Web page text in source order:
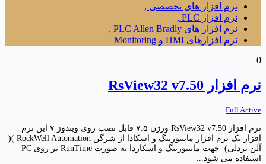
نرم افزار های تخصصی ,
نرم افزار PLC ,
نرم افزار های PLC Allen Bradly ,
نرم افزارهای HMI و Monitoring
0
نرم افزار RsView32 v7.50
Full Active
نرم افزار RsView32 v7.50 ورژن ۷.۵ قابل نصب روی ویندوز ۷ این نرم
افزار یک نرم افزار مانیتورینگ و اسکادا از شرگن RockWell Automation )(
آلن بردلی) جهت مانیتورینگ و اسکاردا به صورت RunTime بر روی PC
استفاده می شود...